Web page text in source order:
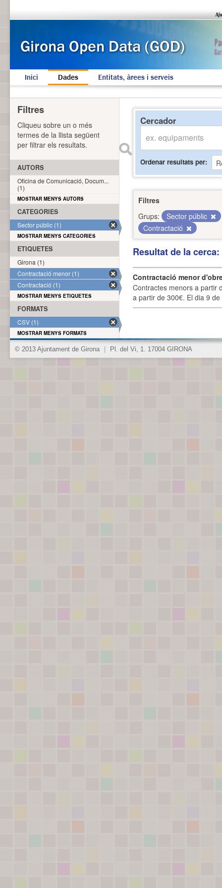
Inici Dades Entitats, àrees i serveis
Cercador
Ordenar resultats per
Filtres
Grups:
Sector públic
Contractació
Resultat de la
Contractació menor
Contractes menors a partir
a partir de 300€. El dia 9
Filtres
Cliqueu sobre un o més
termes de la llista següent
per filtrar els resultats.
AUTORS
Oficina de Comunicació, Docum...
(1)
MOSTRAR MENYS AUTORS
CATEGORIES
Sector públic (1)
MOSTRAR MENYS CATEGORIES
ETIQUETES
Girona (1)
Contractació menor (1)
Contractació (1)
MOSTRAR MENYS ETIQUETES
FORMATS
CSV (1)
MOSTRAR MENYS FORMATS
© 2013 Ajuntament de Girona Pl. del Vi, 1. 17004 GIRONA